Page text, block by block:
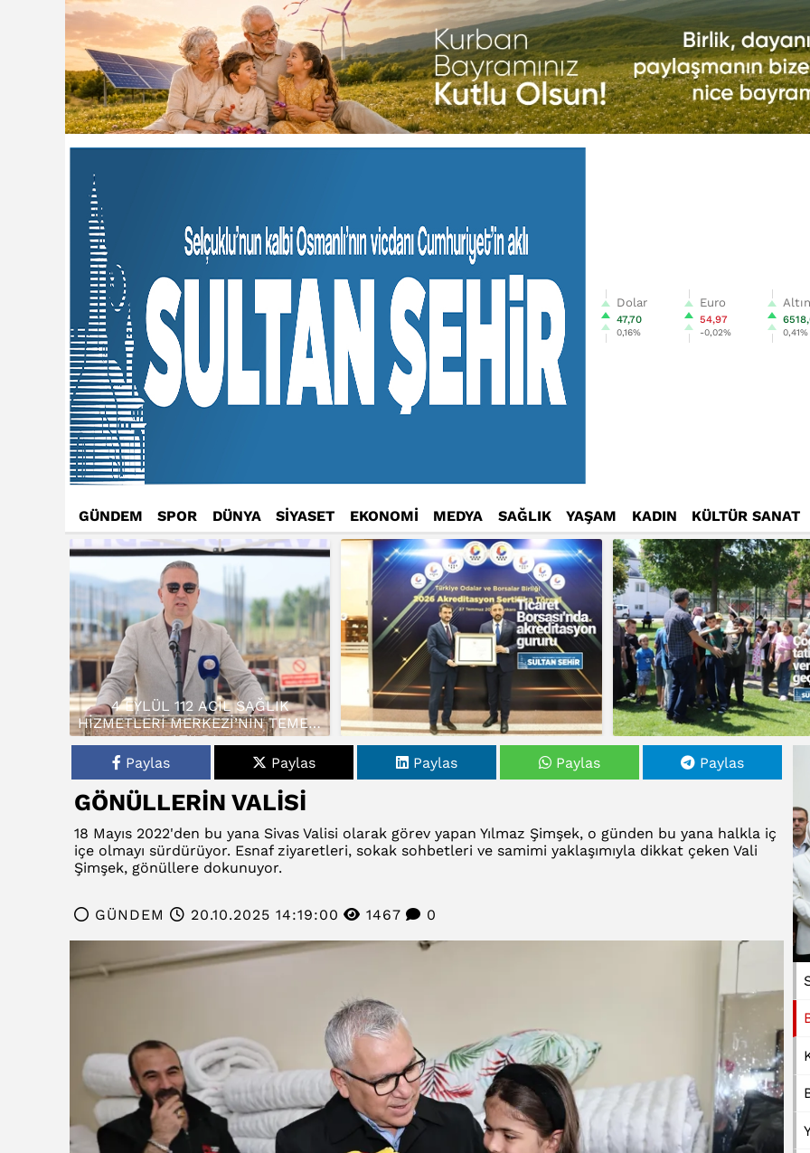
Dolar
47,70
0,16%
Euro
54,97
-0,02%
Altın
0,41%
GÜNDEM SPOR DÜNYA SİYASET EKONOMİ MEDYA SAĞLIK YAŞAM KADIN KÜLTÜR SANAT
4 EYLÜL 112 ACİL SAĞLIK
HİZMETLERİ MERKEZİ’NİN TEMELİ
ATILDI…
Paylas
Paylas Paylas Paylas Paylas
GÖNÜLLERİN VALİSİ
18 Mayıs 2022'den bu yana Sivas Valisi olarak görev yapan Yılmaz Şimşek, o günden bu yana halkla iç
içe olmayı sürdürüyor. Esnaf ziyaretleri, sokak sohbetleri ve samimi yaklaşımıyla dikkat çeken Vali
Şimşek, gönüllere dokunuyor.
GÜNDEM 20.10.2025 14:19:00 1467 0